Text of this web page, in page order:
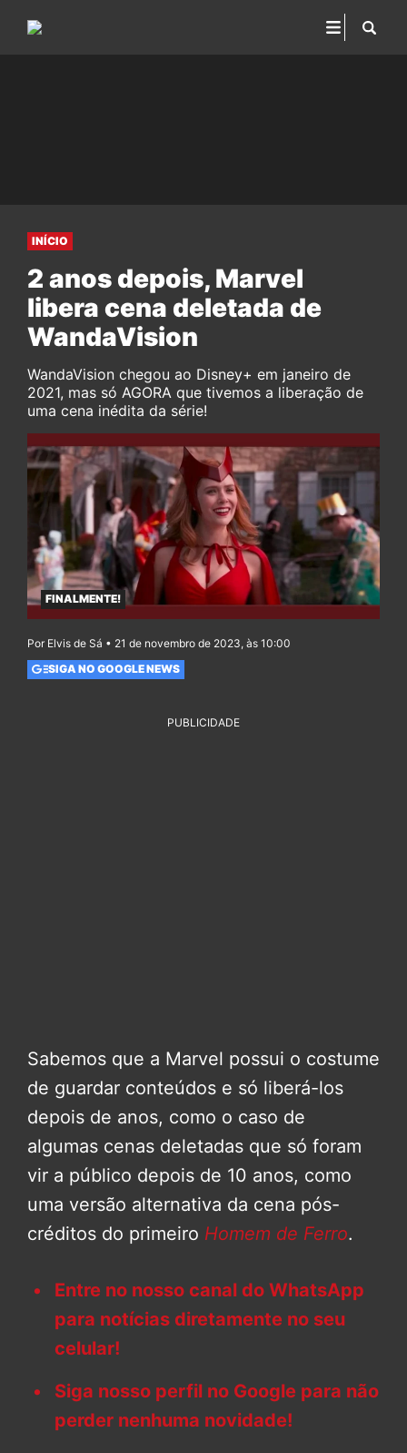
INÍCIO
2 anos depois, Marvel
libera cena deletada de
WandaVision
WandaVision chegou ao Disney+ em janeiro de
2021, mas só AGORA que tivemos a liberação de
uma cena inédita da série!
FINALMENTE!
Por Elvis de Sá • 21 de novembro de 2023, às 10:00
SIGA NO GOOGLE NEWS
PUBLICIDADE
Sabemos que a Marvel possui o costume
de guardar conteúdos e só liberá-los
depois de anos, como o caso de
algumas cenas deletadas que só foram
vir a público depois de 10 anos, como
uma versão alternativa da cena pós-
créditos do primeiro Homem de Ferro.
Entre no nosso canal do WhatsApp
para notícias diretamente no seu
celular!
Siga nosso perfil no Google para não
perder nenhuma novidade!